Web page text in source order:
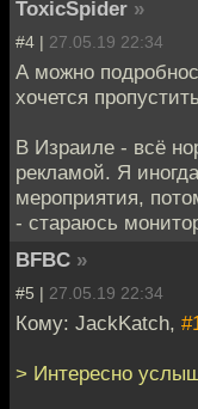
ToxicSpider »
#4 | 27.05.19 22:34
А можно
хочется
В Израиле - всё
рекламой. Я
мероприятия,
- стараюсь
BFBC »
#5 | 27.05.19 22:34
Кому: JackKatch,
> Интересно